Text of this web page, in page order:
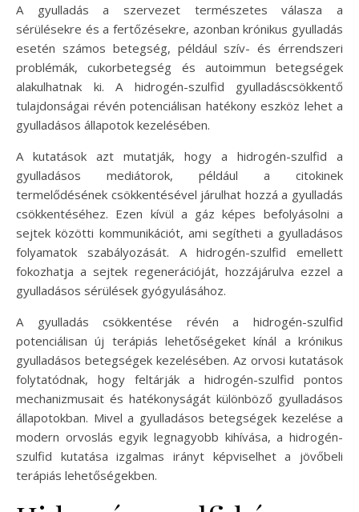
A gyulladás a szervezet természetes válasza a
sérülésekre és a fertőzésekre, azonban krónikus gyulladás
esetén számos betegség, például szív- és érrendszeri
problémák, cukorbetegség és autoimmun betegségek
alakulhatnak ki. A hidrogén-szulfid gyulladáscsökkentő
tulajdonságai révén potenciálisan hatékony eszköz lehet a
gyulladásos állapotok kezelésében.
A kutatások azt mutatják, hogy a hidrogén-szulfid a
gyulladásos mediátorok, például a citokinek
termelődésének csökkentésével járulhat hozzá a gyulladás
csökkentéséhez. Ezen kívül a gáz képes befolyásolni a
sejtek közötti kommunikációt, ami segítheti a gyulladásos
folyamatok szabályozását. A hidrogén-szulfid emellett
fokozhatja a sejtek regenerációját, hozzájárulva ezzel a
gyulladásos sérülések gyógyulásához.
A gyulladás csökkentése révén a hidrogén-szulfid
potenciálisan új terápiás lehetőségeket kínál a krónikus
gyulladásos betegségek kezelésében. Az orvosi kutatások
folytatódnak, hogy feltárják a hidrogén-szulfid pontos
mechanizmusait és hatékonyságát különböző gyulladásos
állapotokban. Mivel a gyulladásos betegségek kezelése a
modern orvoslás egyik legnagyobb kihívása, a hidrogén-
szulfid kutatása izgalmas irányt képviselhet a jövőbeli
terápiás lehetőségekben.